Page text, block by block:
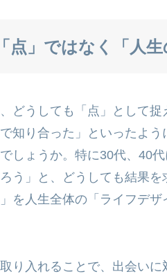
点」ではなく「人
どうしても「点」として
知り合った」といったよ
しょうか。特に30代、40
う」と、どうしても結果
を人生全体の「ライフデ
り入れることで、出会い